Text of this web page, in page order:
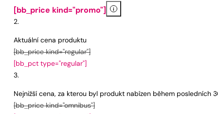
[bb_price kind="promo"] i
Aktuální cena produktu
[bb_price kind="regular"]
[bb_pct type="regular"]
Nejnižší cena, za kterou byl produkt nabízen během posledních
[bb_price kind="omnibus"]